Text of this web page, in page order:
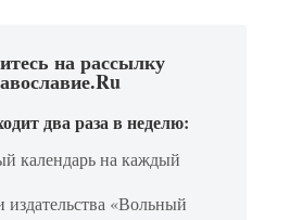
на рассылку
два раза в неделю:
календарь на каждый
«Вольный